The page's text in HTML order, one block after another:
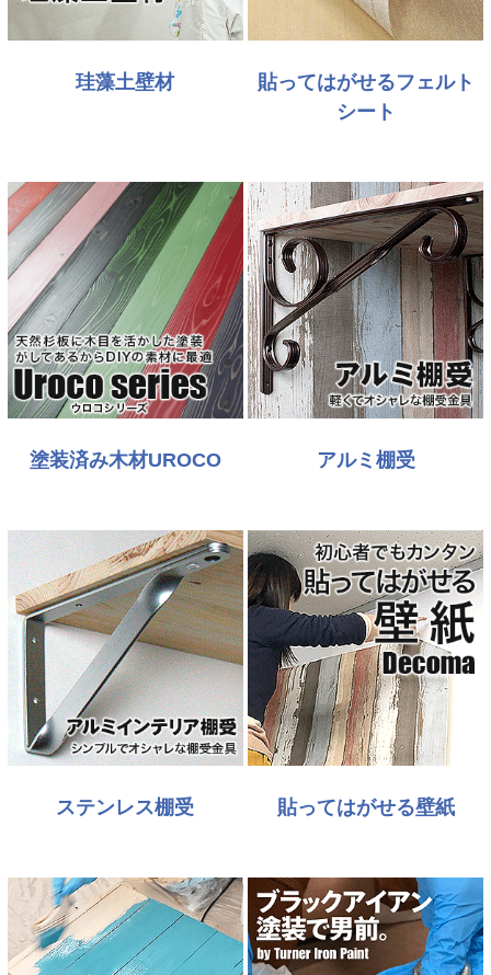
珪藻土壁材
貼ってはがせるフェルト
シート
塗装済み木材UROCO アルミ棚受
ステンレス棚受 貼ってはがせる壁紙